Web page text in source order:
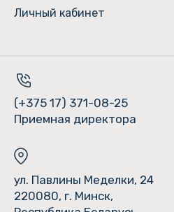
Личный кабинет
(+375 17) 371-08-25
Приемная директора
ул. Павлины Меделки, 24
220080, г. Минск,